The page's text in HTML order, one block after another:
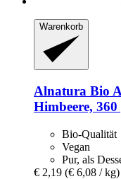
Warenkorb
Alnatura Bio
Himbeere, 360
Bio-Qualität
Vegan
Pur, als
€ 2,19 (€ 6,08 / kg)